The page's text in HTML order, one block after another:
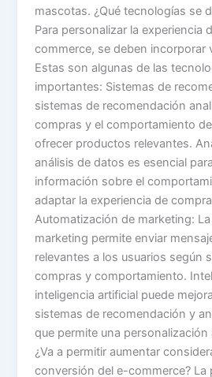
mascotas. ¿Qué tecnologías se
Para personalizar la experiencia
commerce, se deben incorporar
Estas son algunas de las
importantes: Sistemas de
sistemas de recomendación
compras y el comportamiento
ofrecer productos relevantes.
análisis de datos es esencial
información sobre el
adaptar la experiencia de
Automatización de marketing:
marketing permite enviar
relevantes a los usuarios según
compras y comportamiento.
inteligencia artificial puede
sistemas de recomendación y
que permite una personalización
¿Va a permitir aumentar
conversión del e-commerce? La